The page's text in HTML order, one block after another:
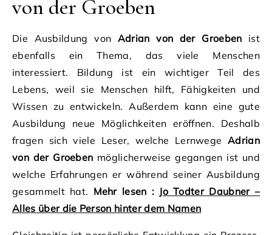
von der Groeben
Die Ausbildung von Adrian von der Groeben ist
ebenfalls ein Thema, das viele Menschen
interessiert. Bildung ist ein wichtiger Teil des
Lebens, weil sie Menschen hilft, Fähigkeiten und
Wissen zu entwickeln. Außerdem kann eine gute
Ausbildung neue Möglichkeiten eröffnen. Deshalb
fragen sich viele Leser, welche LernwegeAdrian
von der Groeben möglicherweise gegangen ist und
welche Erfahrungen er während seiner Ausbildung
gesammelt hat. Mehr lesen : Jo Todter Daubner –
Alles über die Person hinter dem Namen